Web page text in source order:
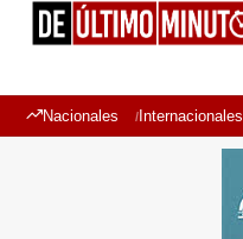
Nacionales Internacionales